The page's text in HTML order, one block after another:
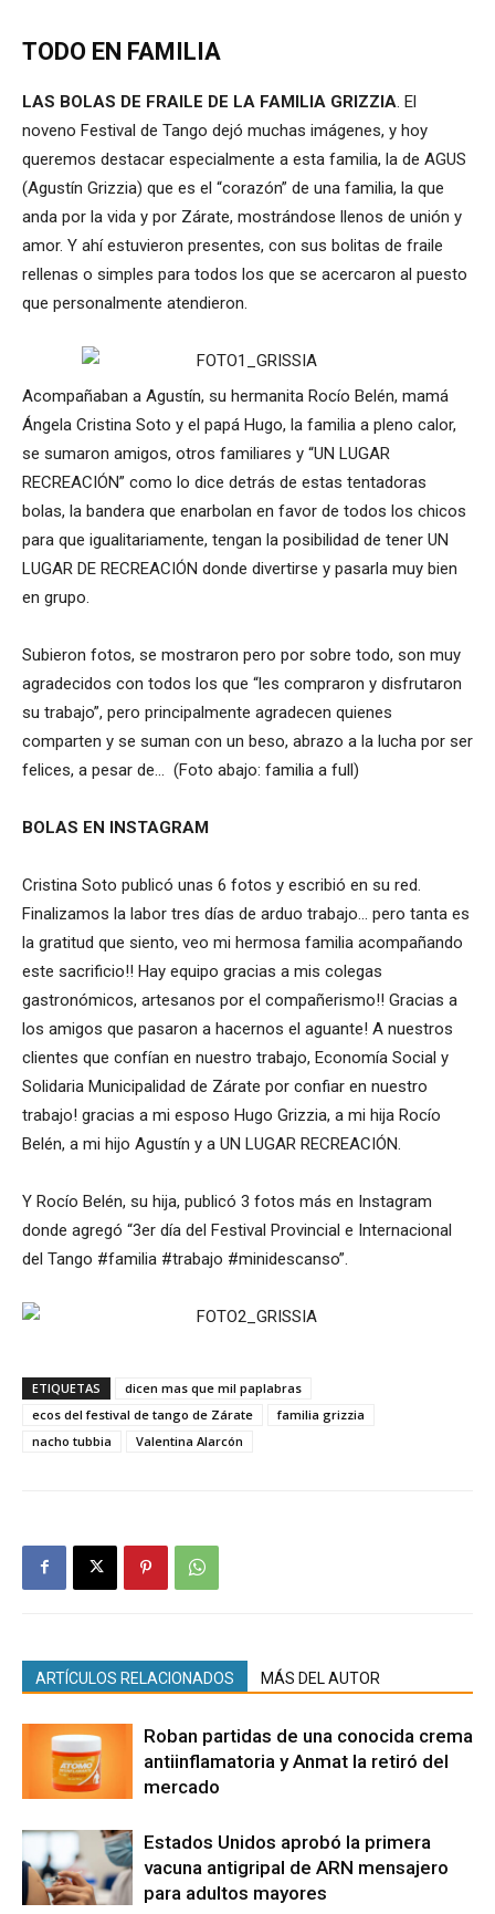
TODO EN FAMILIA
LAS BOLAS DE FRAILE DE LA FAMILIA GRIZZIA . El
noveno Festival de Tango dejó muchas imágenes, y hoy
queremos destacar especialmente a esta familia, la de AGUS
(Agustín Grizzia) que es el “corazón” de una familia, la que
anda por la vida y por Zárate, mostrándose llenos de unión y
amor. Y ahí estuvieron presentes, con sus bolitas de fraile
rellenas o simples para todos los que se acercaron al puesto
que personalmente atendieron.
Acompañaban a Agustín, su hermanita Rocío Belén, mamá
Ángela Cristina Soto y el papá Hugo, la familia a pleno calor,
se sumaron amigos, otros familiares y “UN LUGAR
RECREACIÓN” como lo dice detrás de estas tentadoras
bolas, la bandera que enarbolan en favor de todos los chicos
para que igualitariamente, tengan la posibilidad de tener UN
LUGAR DE RECREACIÓN donde divertirse y pasarla muy bien
en grupo.
Subieron fotos, se mostraron pero por sobre todo, son muy
agradecidos con todos los que “les compraron y disfrutaron
su trabajo”, pero principalmente agradecen quienes
comparten y se suman con un beso, abrazo a la lucha por ser
felices, a pesar de… (Foto abajo: familia a full)
BOLAS EN INSTAGRAM
Cristina Soto publicó unas 6 fotos y escribió en su red.
Finalizamos la labor tres días de arduo trabajo… pero tanta es
la gratitud que siento, veo mi hermosa familia acompañando
este sacrificio!! Hay equipo gracias a mis colegas
gastronómicos, artesanos por el compañerismo!! Gracias a
los amigos que pasaron a hacernos el aguante! A nuestros
clientes que confían en nuestro trabajo, Economía Social y
Solidaria Municipalidad de Zárate por confiar en nuestro
trabajo! gracias a mi esposo Hugo Grizzia, a mi hija Rocío
Belén, a mi hijo Agustín y a UN LUGAR RECREACIÓN.
Y Rocío Belén, su hija, publicó 3 fotos más en Instagram
donde agregó “3er día del Festival Provincial e Internacional
del Tango #familia #trabajo #minidescanso”.
ETIQUETAS
dicen mas que mil paplabras
ecos del festival de tango de Zárate
familia grizzia
nacho tubbia
Valentina Alarcón
ARTÍCULOS RELACIONADOS MÁS DEL AUTOR
Roban partidas de una conocida crema
antiinflamatoria y Anmat la retiró del
mercado
Estados Unidos aprobó la primera
vacuna antigripal de ARN mensajero
para adultos mayores